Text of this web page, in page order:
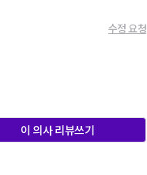
수정 요청
이 의사 리뷰쓰기